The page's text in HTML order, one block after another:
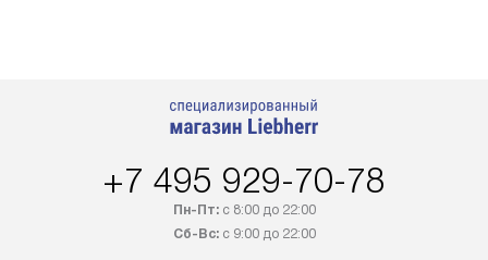
+7 495 929-70-78
Пн-Пт:с 8:00 до 22:00
Сб-Вс:с 9:00 до 22:00